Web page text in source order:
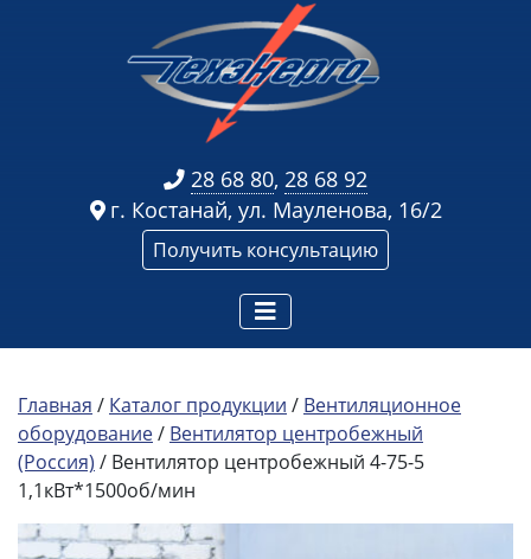
28 68 80, 28 68 92
г. Костанай, ул. Мауленова, 16/2
Получить консультацию
Главная / Каталог продукции / Вентиляционное
оборудование/ Вентилятор центробежный
(Россия) / Вентилятор центробежный 4-75-5
1,1кВт*1500об/мин